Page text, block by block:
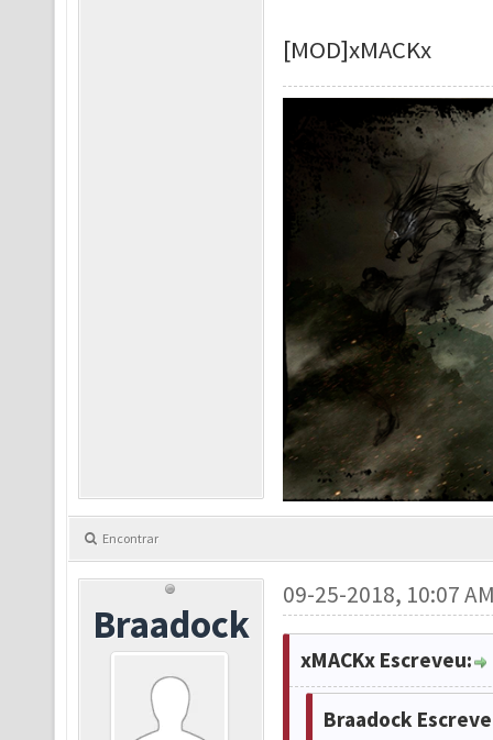
[MOD]xMACKx
Encontrar
Braadock
09-25-2018, 10:07
xMACKx Escreveu:
Braadock